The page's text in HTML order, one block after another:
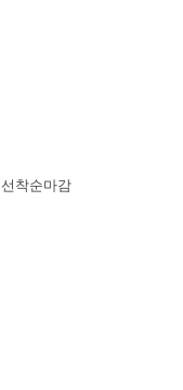
착순마감